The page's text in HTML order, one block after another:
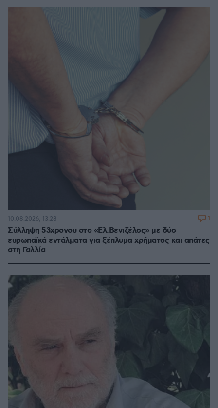
Σύλληψη 53χρονου στο «Ελ.Βενιζέλος» με δύο
ευρωπαϊκά εντάλματα για ξέπλυμα χρήματος και απάτες
στη Γαλλία
10.08.2026, 13:28 1